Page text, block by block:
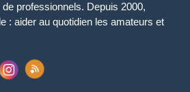
professionnels. Depuis 2000,
: aider au quotidien les amateurs et